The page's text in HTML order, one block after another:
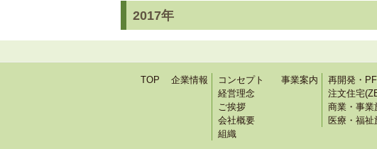
2017年
TOP 企業情報
コンセプト
経営理念
ご挨拶
会社概要
組織
事業案内
再開発・
注文住宅
商業・事業
医療・福祉